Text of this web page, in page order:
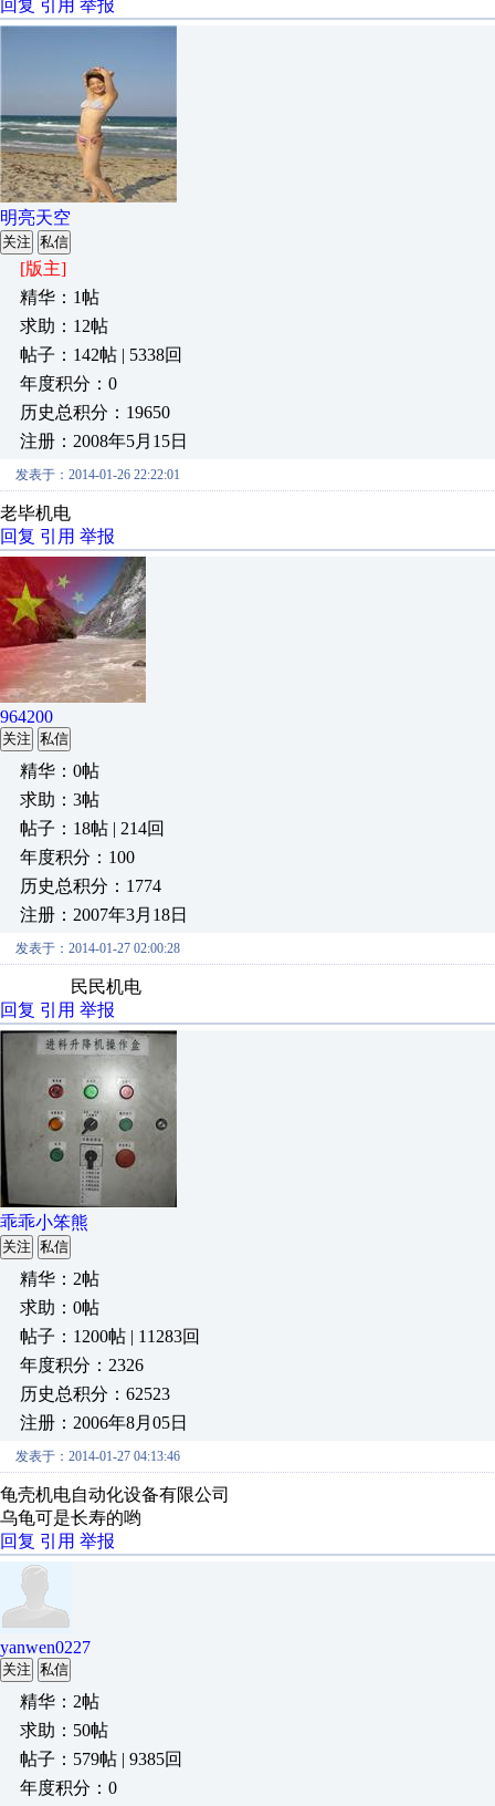
回复 引用 举报
明亮天空
关注 私信
[版主]
精华：1帖
求助：12帖
帖子：142帖 | 5338回
年度积分：0
历史总积分：19650
注册：2008年5月15日
发表于：2014-01-26 22:22:01
老毕机电
回复 引用 举报
964200
关注 私信
精华：0帖
求助：3帖
帖子：18帖 | 214回
年度积分：100
历史总积分：1774
注册：2007年3月18日
发表于：2014-01-27 02:00:28
民民机电
回复 引用 举报
乖乖小笨熊
关注 私信
精华：2帖
求助：0帖
帖子：1200帖 | 11283回
年度积分：2326
历史总积分：62523
注册：2006年8月05日
发表于：2014-01-27 04:13:46
龟壳机电自动化设备有限公司
乌龟可是长寿的哟
回复 引用 举报
yanwen0227
关注 私信
精华：2帖
求助：50帖
帖子：579帖 | 9385回
年度积分：0